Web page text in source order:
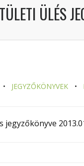
ÜLÉS
JEGYZŐKÖNYVEK